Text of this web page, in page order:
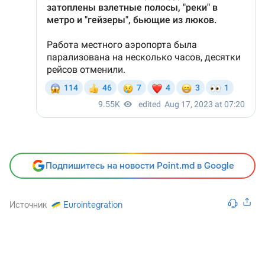
Подпишитесь на новости Point.md в Google
Источник Eurointegration